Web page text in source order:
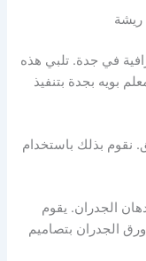
ريشة
في جدة. تلبي هذه
بويه بجدة بتنفيذ
نقوم بذلك باستخدام
الجدران. يقوم
الجدران بتصاميم